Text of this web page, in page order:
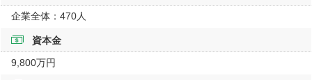
企業全体：470人
資本金
9,800万円